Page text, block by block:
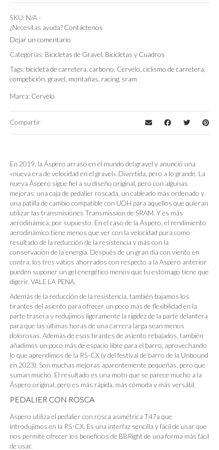
Color
Montaje
SKU: N/A-
¿Necesitas ayuda? Contáctenos
Dejar un comentario
Categorías: Bicicletas de Gravel Bicicletas y Cuadros
Tags: bicicleta de carretera carbono Cervélo ciclismo de carretera
competición gravel montañas racing sram
Marca: Cervélo
Compartir
En 2019, la Áspero arrasó en el mundo del gravel y anunció una
«nueva era de velocidad en el gravel». Divertida, pero a lo grande. La
nueva Áspero sigue fiel a su diseño original, pero con algunas
mejoras: una caja de pedalier roscada, un cableado más ordenado y
una patilla de cambio compatible con UDH para aquellos que quieran
utilizar las transmisiones Transmission de SRAM. Y es más
aerodinámica, por supuesto. En el caso de la Áspero, el rendimiento
aerodinámico tiene menos que ver con la velocidad pura como
resultado de la reducción de la resistencia y más con la
conservación de la energía. Después de un gran día con viento en
contra, los tres vatios ahorrados con respecto a la Aspero anterior
pueden suponer un gel energético menos que tu estómago tiene que
digerir. VALE LA PENA.
Además de la reducción de la resistencia, también bajamos los
tirantes del asiento para ofrecer un poco más de flexibilidad en la
parte trasera y redujimos ligeramente la rigidez de la parte delantera
para que las últimas horas de una carrera larga sean menos
dolorosas. Además de esos tirantes de asiento rebajados, también
añadimos un poco más de espacio libre para el barro, aprovechando
lo que aprendimos de la R5-CX (y del festival de barro de la Unbound
en 2023). Son muchas mejoras aparentemente pequeñas, pero que
suman mucho. El resultado es una moto que se parece mucho a la
Áspero original, pero es más rápida, más cómoda y más versátil.
PEDALIER CON ROSCA
Aspero utiliza el pedalier con rosca asimétrica T47a que
introdujimos en la R5-CX. Es una interfaz sencilla y fácil de usar que
nos permite ofrecer los beneficios de BBRight de una forma más fácil
de usar.